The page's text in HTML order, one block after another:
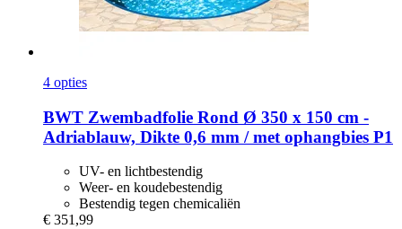
4 opties
BWT Zwembadfolie Rond Ø 350 x 150 cm -​
Adriablauw, Dikte 0,6 mm / met ophangbies P1
UV- en lichtbestendig
Weer- en koudebestendig
Bestendig tegen chemicaliën
€ 351,99